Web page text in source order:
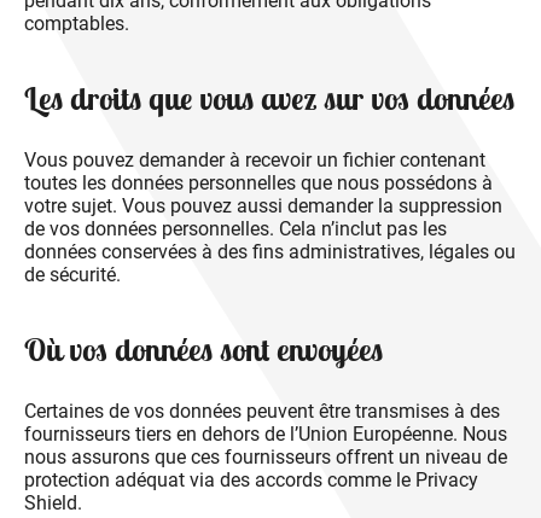
comptables.
Les droits que vous avez sur vos données
Vous pouvez demander à recevoir un fichier contenant
toutes les données personnelles que nous possédons à
votre sujet. Vous pouvez aussi demander la suppression
de vos données personnelles. Cela n’inclut pas les
données conservées à des fins administratives, légales ou
de sécurité.
Où vos données sont envoyées
Certaines de vos données peuvent être transmises à des
fournisseurs tiers en dehors de l’Union Européenne. Nous
nous assurons que ces fournisseurs offrent un niveau de
protection adéquat via des accords comme le Privacy
Shield.